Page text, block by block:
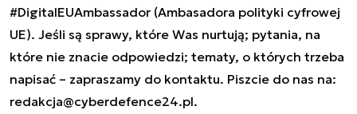
#DigitalEUAmbassador (Ambasadora polityki cyfrowej
UE). Jeśli są sprawy, które Was nurtują; pytania, na
które nie znacie odpowiedzi; tematy, o których trzeba
napisać – zapraszamy do kontaktu. Piszcie do nas na:
redakcja@cyberdefence24.pl.